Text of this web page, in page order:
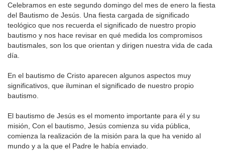
Celebramos en este segundo domingo del mes de enero la fiesta
del Bautismo de Jesús. Una fiesta cargada de significado
teológico que nos recuerda el significado de nuestro propio
bautismo y nos hace revisar en qué medida los compromisos
bautismales, son los que orientan y dirigen nuestra vida de cada
día.
En el bautismo de Cristo aparecen algunos aspectos muy
significativos, que iluminan el significado de nuestro propio
bautismo.
El bautismo de Jesús es el momento importante para él y su
misión, Con el bautismo, Jesús comienza su vida pública,
comienza la realización de la misión para la que ha venido al
mundo y a la que el Padre le había enviado.